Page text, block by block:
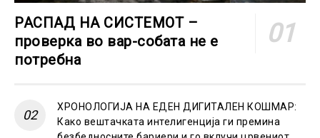
РАСПАД НА СИСТЕМОТ –
проверка во вар-собата не е
потребна
ХРОНОЛОГИЈА НА ЕДЕН ДИГИТАЛЕН КОШМАР:
Како вештачката интелигенција ги премина